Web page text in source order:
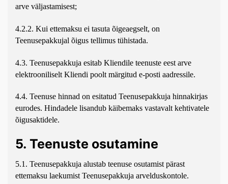
arve väljastamisest;
4.2.2. Kui ettemaksu ei tasuta õigeaegselt, on
Teenusepakkujal õigus tellimus tühistada.
4.3. Teenusepakkuja esitab Kliendile teenuste eest arve
elektrooniliselt Kliendi poolt märgitud e-posti aadressile.
4.4. Teenuse hinnad on esitatud Teenusepakkuja hinnakirjas
eurodes. Hindadele lisandub käibemaks vastavalt kehtivatele
õigusaktidele.
5. Teenuste osutamine
5.1. Teenusepakkuja alustab teenuse osutamist pärast
ettemaksu laekumist Teenusepakkuja arvelduskontole.